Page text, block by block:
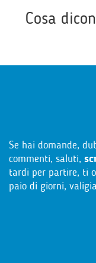
Cosa
Se hai domande,
commenti, saluti,
tardi per partire, ti
paio di giorni,